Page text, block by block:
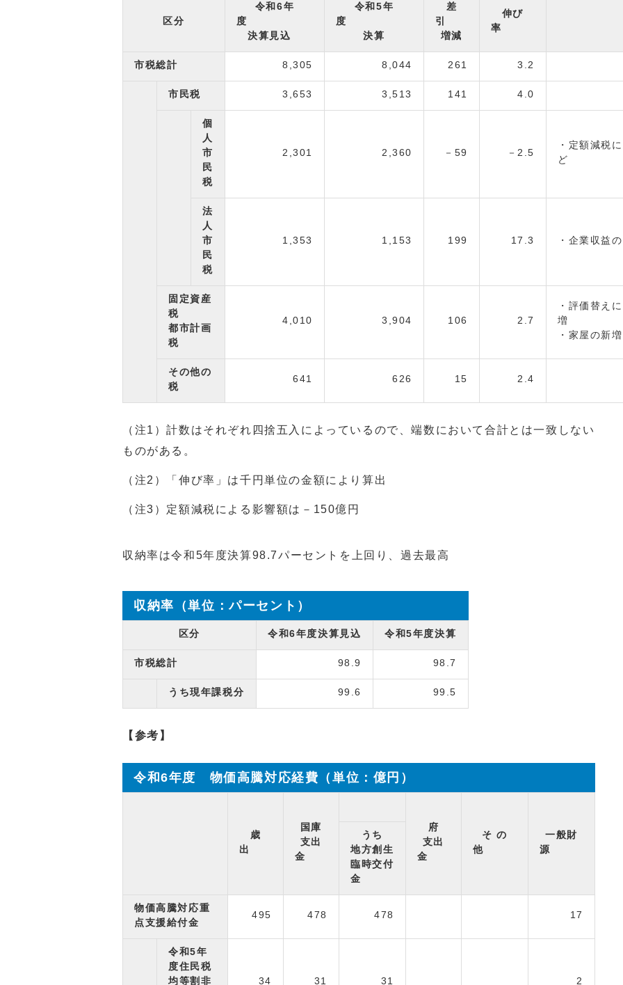
区分
令和6年
度
決算見込
令和5年
度
決算
差
引
増減
伸び
率
市税総計 8,305 8,044 261 3.2
市民税 3,653 3,513 141 4.0
個
人
市
民
税
2,301 2,360 －59 －2.5
・定額減税
法
人
市
民
税
1,353 1,153 199 17.3 ・企業収益
固定資産
税
都市計画
税
4,010 3,904 106 2.7
・評価替え
・家屋の新
その他の
税
641 626 15 2.4
（注1）計数はそれぞれ四捨五入によっているので、端数において合計とは一致しない
ものがある。
（注2）「伸び率」は千円単位の金額により算出
（注3）定額減税による影響額は－150億円
収納率は令和5年度決算98.7パーセントを上回り、過去最高
収納率（単位：パーセント）
区分 令和6年度決算見込 令和5年度決算
市税総計 98.9 98.7
うち現年課税分 99.6 99.5
【参考】
令和6年度 物価高騰対応経費（単位：億円）
歳
出
国庫
支出
金
府
支出
金
そ の
他
一般財
源
うち
地方創生
臨時交付
金
物価高騰対応重
点支援給付金
495 478 478 17
令和5年
度住民税
均等割非
34 31 31 2